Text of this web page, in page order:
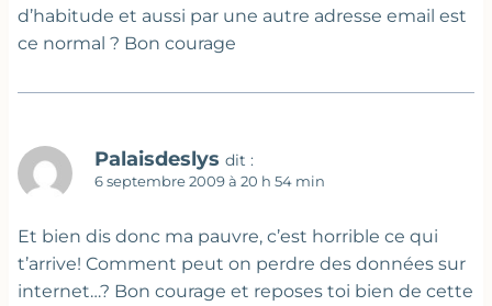
d’habitude et aussi par une autre adresse email est
ce normal ? Bon courage
Palaisdeslys dit :
6 septembre 2009 à 20 h 54 min
Et bien dis donc ma pauvre, c’est horrible ce qui
t’arrive! Comment peut on perdre des données sur
internet…? Bon courage et reposes toi bien de cette